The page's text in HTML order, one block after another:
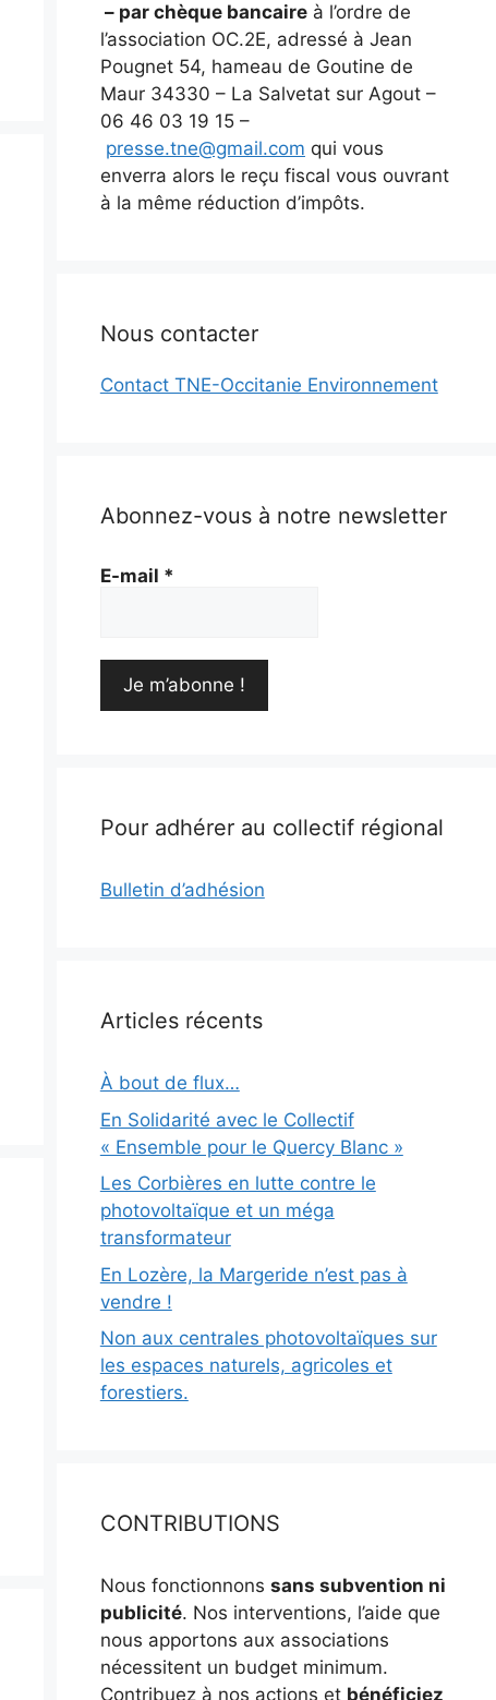
– par chèque bancaireà l’ordre de
l’association OC.2E, adressé à Jean
Pougnet 54, hameau de Goutine de
Maur 34330 – La Salvetat sur Agout –
06 46 03 19 15 –
presse.tne@gmail.com qui vous
enverra alors le reçu fiscal vous ouvrant
à la même réduction d’impôts.
Nous contacter
Contact TNE-Occitanie Environnement
Abonnez-vous à notre newsletter
E-mail *
Pour adhérer au collectif régional
Bulletin d’adhésion
Articles récents
À bout de flux…
En Solidarité avec le Collectif
« Ensemble pour le Quercy Blanc »
Les Corbières en lutte contre le
photovoltaïque et un méga
transformateur
En Lozère, la Margeride n’est pas à
vendre !
Non aux centrales photovoltaïques sur
les espaces naturels, agricoles et
forestiers.
CONTRIBUTIONS
Nous fonctionnons sans subvention ni
publicité. Nos interventions, l’aide que
nous apportons aux associations
nécessitent un budget minimum.
Contribuez à nos actions et bénéficiez